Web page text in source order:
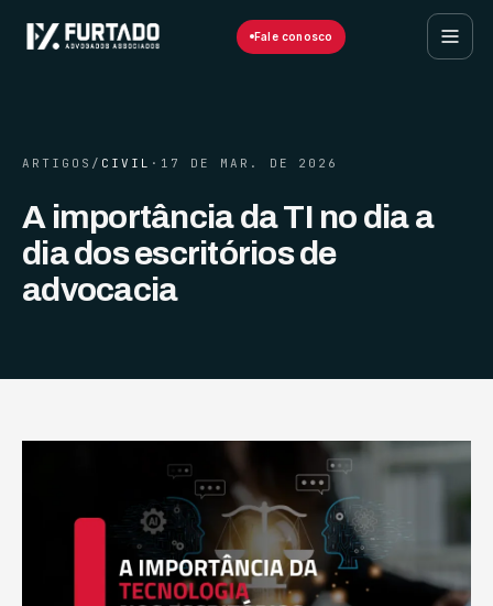
Fale conosco
ARTIGOS / CIVIL · 17 DE MAR. DE 2026
A importância da TI no dia a
dia dos escritórios de
advocacia